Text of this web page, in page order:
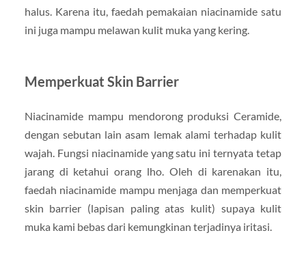
halus. Karena itu, faedah pemakaian niacinamide satu
ini juga mampu melawan kulit muka yang kering.
Memperkuat Skin Barrier
Niacinamide mampu mendorong produksi Ceramide,
dengan sebutan lain asam lemak alami terhadap kulit
wajah. Fungsi niacinamide yang satu ini ternyata tetap
jarang di ketahui orang lho. Oleh di karenakan itu,
faedah niacinamide mampu menjaga dan memperkuat
skin barrier (lapisan paling atas kulit) supaya kulit
muka kami bebas dari kemungkinan terjadinya iritasi.